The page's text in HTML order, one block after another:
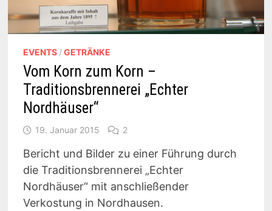
EVENTS/GETRÄNKE
Vom Korn zum Korn –
Traditionsbrennerei „Echter
Nordhäuser“
19. Januar 2015 2
Bericht und Bilder zu einer Führung durch
die Traditionsbrennerei „Echter
Nordhäuser“ mit anschließender
Verkostung in Nordhausen.